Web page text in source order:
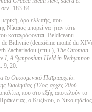
183-84.
άρα ελλιπής, που
Νίκαιας μπορεί να ήταν τότε
καταγράφονται. Beldiceanu-
Bithynie (deuxième moitié du
Zachariadou (επιμ.), The Ottoman
I, A Symposium Held in Rethymnon
9, 20.
το Οικουμενικό Πατριαρχείο:
Εκκλησίας (17ος-αρχές 20ού
που στο εξής αποτελούν το
ο Κυζίκου, ο